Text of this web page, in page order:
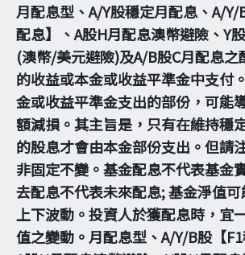
月配息型、A/Y股穩定月配息、A/Y/
配息】、A股H月配息澳幣避險、Y
(澳幣/美元避險)及A/B股C月配息之
的收益或本金或收益平準金中支付
金或收益平準金支出的部份，可能
額減損。其主旨是，只有在維持穩
的股息才會由本金部份支出。但請
非固定不變。基金配息不代表基金
去配息不代表未來配息; 基金淨值
上下波動。投資人於獲配息時，宜
值之變動。月配息型、A/Y/B股【